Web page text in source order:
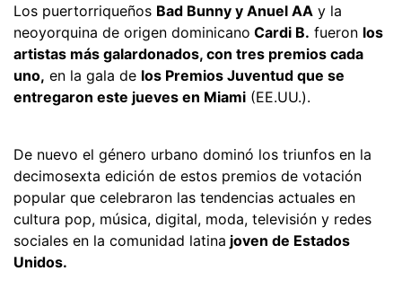
Los puertorriqueños Bad Bunny y Anuel AA y la
neoyorquina de origen dominicano Cardi B. fueron los
artistas más galardonados, con tres premios cada
uno, en la gala de los Premios Juventud que se
entregaron este jueves en Miami (EE.UU.).
De nuevo el género urbano dominó los triunfos en la
decimosexta edición de estos premios de votación
popular que celebraron las tendencias actuales en
cultura pop, música, digital, moda, televisión y redes
sociales en la comunidad latina joven de Estados
Unidos.